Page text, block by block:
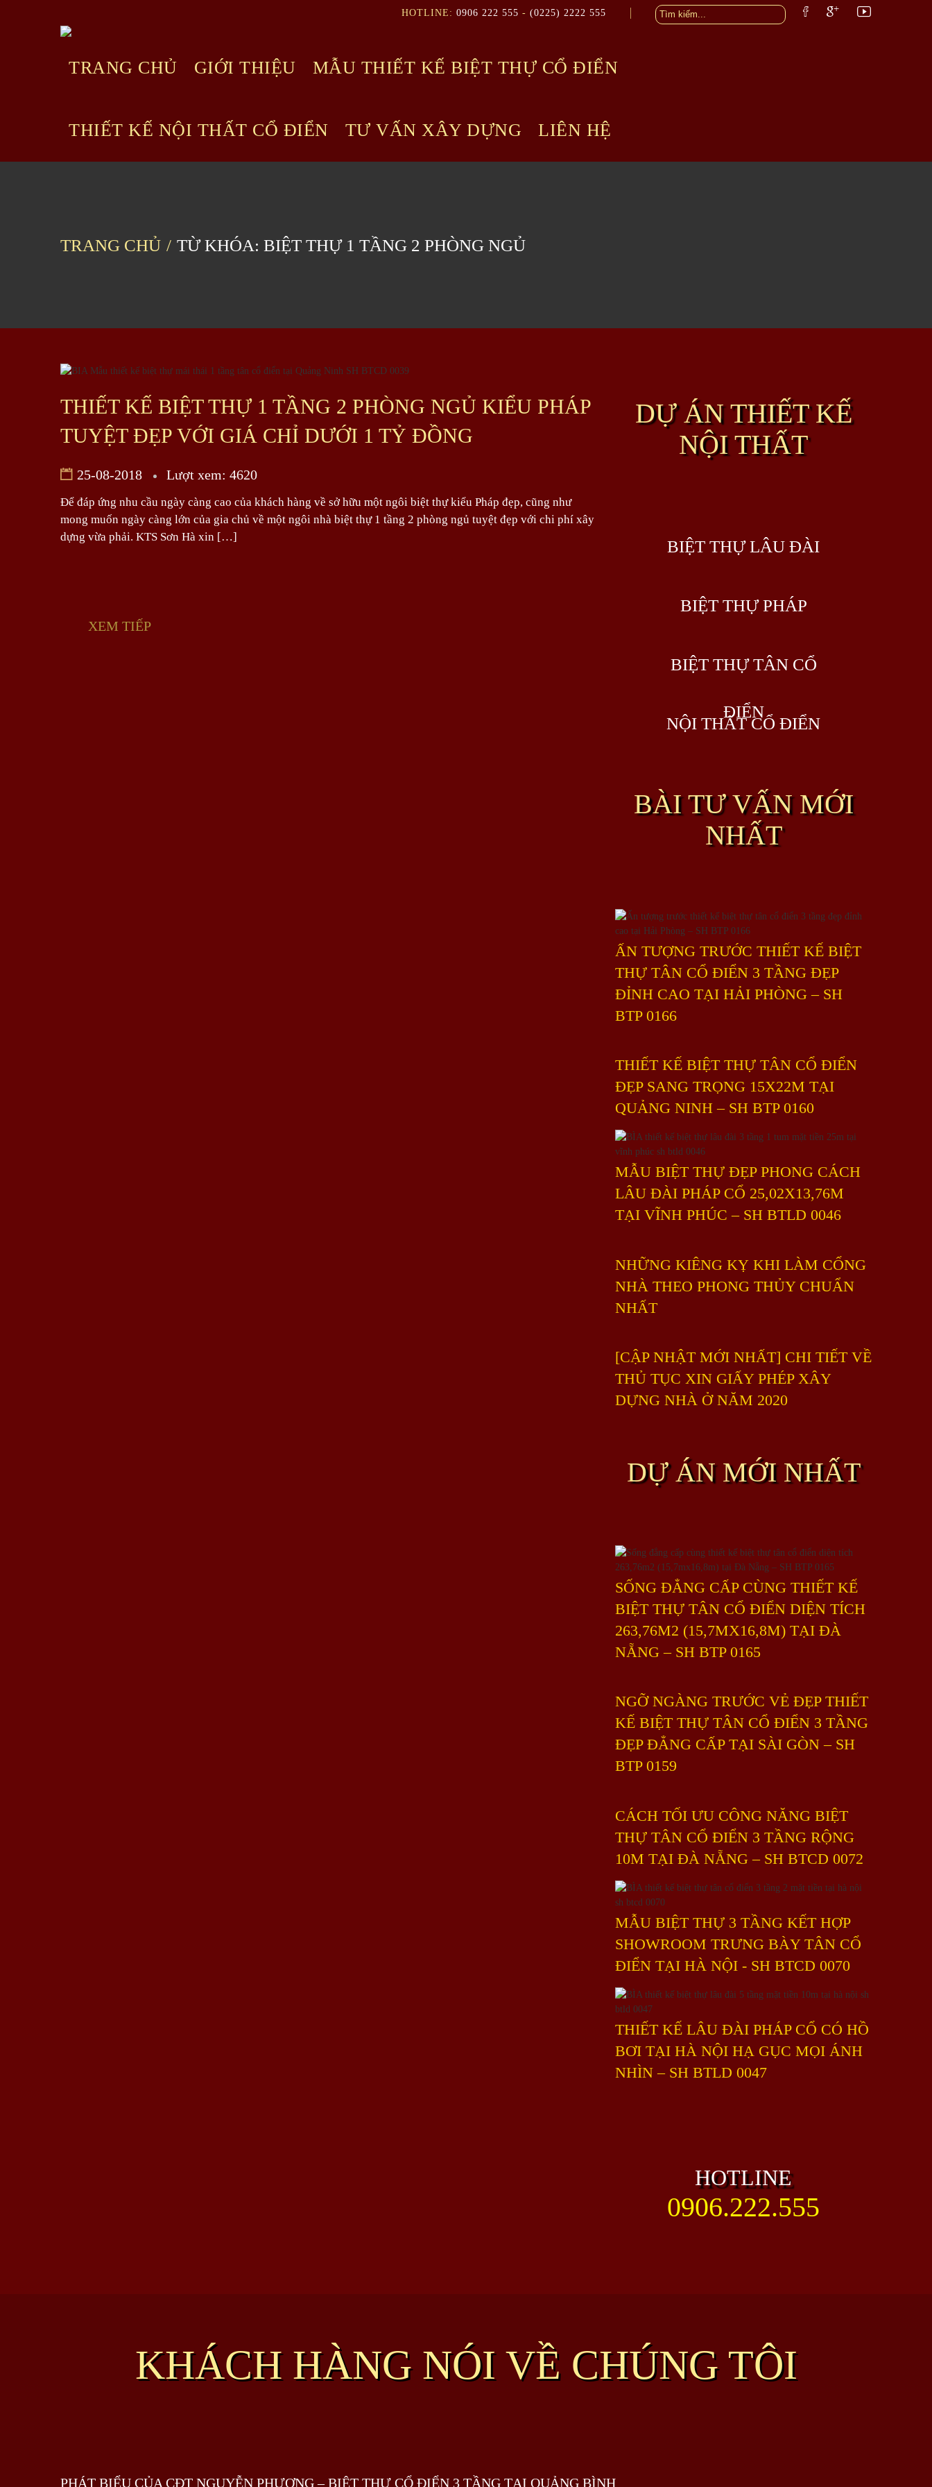
HOTLINE: 0906 222 555 - (0225) 2222 555
TRANG CHỦ GIỚI THIỆU MẪU THIẾT KẾ BIỆT THỰ CỔ ĐIỂN
THIẾT KẾ NỘI THẤT CỔ ĐIỂN TƯ VẤN XÂY DỰNG LIÊN HỆ
TRANG CHỦ TỪ KHÓA: BIỆT THỰ 1 TẦNG 2 PHÒNG NGỦ
THIẾT KẾ BIỆT THỰ 1 TẦNG 2 PHÒNG NGỦ KIỂU PHÁP
TUYỆT ĐẸP VỚI GIÁ CHỈ DƯỚI 1 TỶ ĐỒNG
25-08-2018 Lượt xem: 4620
Để đáp ứng nhu cầu ngày càng cao của khách hàng về sở hữu một ngôi biệt thự kiểu Pháp đẹp, cũng như
mong muốn ngày càng lớn của gia chủ về một ngôi nhà biệt thự 1 tầng 2 phòng ngủ tuyệt đẹp với chi phí xây
dựng vừa phải. KTS Sơn Hà xin […]
XEM TIẾP
DỰ ÁN THIẾT KẾ
NỘI THẤT
BIỆT THỰ LÂU ĐÀI
BIỆT THỰ PHÁP
BIỆT THỰ TÂN CỔ
ĐIỂN
NỘI THẤT CỔ ĐIỂN
BÀI TƯ VẤN MỚI
NHẤT
ẤN TƯỢNG TRƯỚC THIẾT KẾ BIỆT
THỰ TÂN CỔ ĐIỂN 3 TẦNG ĐẸP
ĐỈNH CAO TẠI HẢI PHÒNG – SH
BTP 0166
THIẾT KẾ BIỆT THỰ TÂN CỔ ĐIỂN
ĐẸP SANG TRỌNG 15X22M TẠI
QUẢNG NINH – SH BTP 0160
MẪU BIỆT THỰ ĐẸP PHONG CÁCH
LÂU ĐÀI PHÁP CỔ 25,02X13,76M
TẠI VĨNH PHÚC – SH BTLD 0046
NHỮNG KIÊNG KỴ KHI LÀM CỔNG
NHÀ THEO PHONG THỦY CHUẨN
NHẤT
[CẬP NHẬT MỚI NHẤT] CHI TIẾT VỀ
THỦ TỤC XIN GIẤY PHÉP XÂY
DỰNG NHÀ Ở NĂM 2020
DỰ ÁN MỚI NHẤT
SỐNG ĐẲNG CẤP CÙNG THIẾT KẾ
BIỆT THỰ TÂN CỔ ĐIỂN DIỆN TÍCH
263,76M2 (15,7MX16,8M) TẠI ĐÀ
NẴNG – SH BTP 0165
NGỠ NGÀNG TRƯỚC VẺ ĐẸP THIẾT
KẾ BIỆT THỰ TÂN CỔ ĐIỂN 3 TẦNG
ĐẸP ĐẲNG CẤP TẠI SÀI GÒN – SH
BTP 0159
CÁCH TỐI ƯU CÔNG NĂNG BIỆT
THỰ TÂN CỔ ĐIỂN 3 TẦNG RỘNG
10M TẠI ĐÀ NẴNG – SH BTCD 0072
MẪU BIỆT THỰ 3 TẦNG KẾT HỢP
SHOWROOM TRƯNG BÀY TÂN CỔ
ĐIỂN TẠI HÀ NỘI - SH BTCD 0070
THIẾT KẾ LÂU ĐÀI PHÁP CỔ CÓ HỒ
BƠI TẠI HÀ NỘI HẠ GỤC MỌI ÁNH
NHÌN – SH BTLD 0047
HOTLINE
0906.222.555
KHÁCH HÀNG NÓI VỀ CHÚNG TÔI
PHÁT BIỂU CỦA CĐT NGUYỄN PHƯƠNG – BIỆT THỰ CỔ ĐIỂN 3 TẦNG TẠI QUẢNG BÌNH